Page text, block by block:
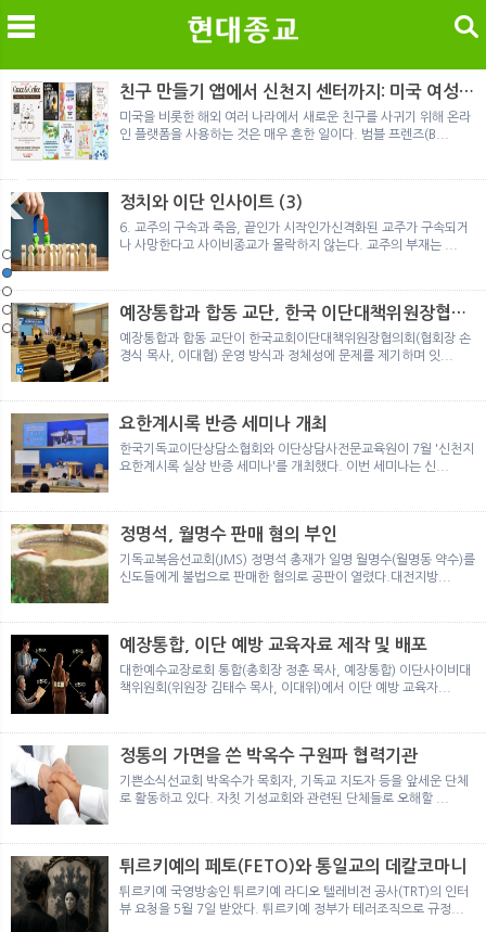
메 검
검색
노르웨이 재판이 남긴 흔적
정통의 가면을 쓴 박옥수 구원파 협력기관
일본 통일교, 해산명령 이후 본격적인 청산 절차 돌입
여호와의 증인 2세와 학교생활
「현대종교」, 주님의교회 민사소송에 승소
노르웨이 재판이 남긴 흔적
정통의 가면을 쓴 박옥수 구원파 협력기관
친구 만들기 앱에서 신천지 센터까지: 미국 여성이
경험한 9개월 포섭의 전 과정
미국을 비롯한 해외 여러 나라에서 새로운 친구를 사귀기 위해 온라
인 플랫폼을 사용하는 것은 매우 흔한 일이다. 범블 프렌즈(B...
정치와 이단 인사이트 (3)
6. 교주의 구속과 죽음, 끝인가 시작인가신격화된 교주가 구속되거
나 사망한다고 사이비종교가 몰락하지 않는다. 교주의 부재는 ...
예장통합과 합동 교단, 한국 이단대책위원장협의
회 탈퇴
예장통합과 합동 교단이 한국교회이단대책위원장협의회(협회장 손
경식 목사, 이대협) 운영 방식과 정체성에 문제를 제기하며 잇...
요한계시록 반증 세미나 개최
한국기독교이단상담소협회와 이단상담사전문교육원이 7월 '신천지
요한계시록 실상 반증 세미나'를 개최했다. 이번 세미나는 신...
정명석, 월명수 판매 혐의 부인
기독교복음선교회(JMS) 정명석 총재가 일명 월명수(월명동 약수)를
신도들에게 불법으로 판매한 혐의로 공판이 열렸다.대전지방...
예장통합, 이단 예방 교육자료 제작 및 배포
대한예수교장로회 통합(총회장 정훈 목사, 예장통합) 이단사이비대
책위원회(위원장 김태수 목사, 이대위)에서 이단 예방 교육자...
정통의 가면을 쓴 박옥수 구원파 협력기관
기쁜소식선교회 박옥수가 목회자, 기독교 지도자 등을 앞세운 단체
로 활동하고 있다. 자칫 기성교회와 관련된 단체들로 오해할 ...
튀르키예의 페토(FETO)와 통일교의 데칼코마니
튀르키예 국영방송인 튀르키예 라디오 텔레비전 공사(TRT)의 인터
뷰 요청을 5월 7일 받았다. 튀르키예 정부가 테러조직으로 규정...